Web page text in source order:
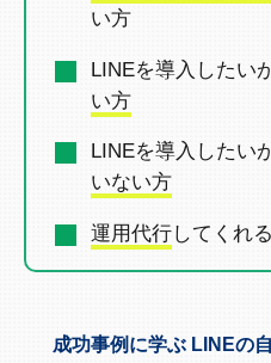
い方
LINEを導入したい
い方
LINEを導入したい
いない方
運用代行してくれ
成功事例に学ぶ LINEの